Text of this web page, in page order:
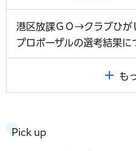
港区放課ＧＯ→クラブひが
プロポーザルの選考結果に
も
Pick up